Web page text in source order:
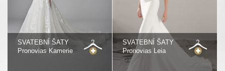
SVATEBNÍ ŠATY
Pronovias Kamerie
SVATEBNÍ ŠATY
Pronovias Leia